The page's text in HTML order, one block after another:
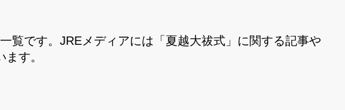
覧です。JREメディアには「夏越大祓式」に関する記事や
す。